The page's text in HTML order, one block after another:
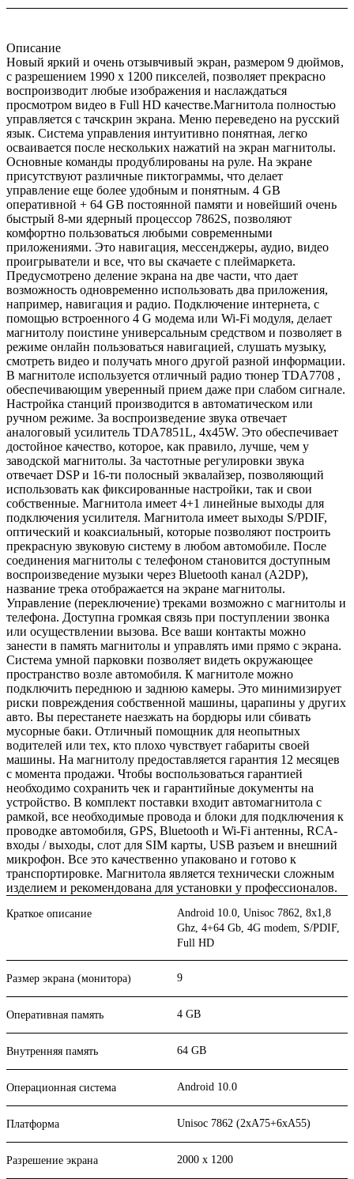
Описание
Новый яркий и очень отзывчивый экран, размером 9 дюймов,
с разрешением 1990 х 1200 пикселей, позволяет прекрасно
воспроизводит любые изображения и наслаждаться
просмотром видео в Full HD качестве.Магнитола полностью
управляется с тачскрин экрана. Меню переведено на русский
язык. Система управления интуитивно понятная, легко
осваивается после нескольких нажатий на экран магнитолы.
Основные команды продублированы на руле. На экране
присутствуют различные пиктограммы, что делает
управление еще более удобным и понятным. 4 GB
оперативной + 64 GB постоянной памяти и новейший очень
быстрый 8-ми ядерный процессор 7862S, позволяют
комфортно пользоваться любыми современными
приложениями. Это навигация, мессенджеры, аудио, видео
проигрыватели и все, что вы скачаете с плеймаркета.
Предусмотрено деление экрана на две части, что дает
возможность одновременно использовать два приложения,
например, навигация и радио. Подключение интернета, с
помощью встроенного 4 G модема или Wi-Fi модуля, делает
магнитолу поистине универсальным средством и позволяет в
режиме онлайн пользоваться навигацией, слушать музыку,
смотреть видео и получать много другой разной информации.
В магнитоле используется отличный радио тюнер TDA7708 ,
обеспечивающим уверенный прием даже при слабом сигнале.
Настройка станций производится в автоматическом или
ручном режиме. За воспроизведение звука отвечает
аналоговый усилитель TDA7851L, 4x45W. Это обеспечивает
достойное качество, которое, как правило, лучше, чем у
заводской магнитолы. За частотные регулировки звука
отвечает DSP и 16-ти полосный эквалайзер, позволяющий
использовать как фиксированные настройки, так и свои
собственные. Магнитола имеет 4+1 линейные выходы для
подключения усилителя. Магнитола имеет выходы S/PDIF,
оптический и коаксиальный, которые позволяют построить
прекрасную звуковую систему в любом автомобиле. После
соединения магнитолы с телефоном становится доступным
воспроизведение музыки через Bluetooth канал (A2DP),
название трека отображается на экране магнитолы.
Управление (переключение) треками возможно с магнитолы и
телефона. Доступна громкая связь при поступлении звонка
или осуществлении вызова. Все ваши контакты можно
занести в память магнитолы и управлять ими прямо с экрана.
Система умной парковки позволяет видеть окружающее
пространство возле автомобиля. К магнитоле можно
подключить переднюю и заднюю камеры. Это минимизирует
риски повреждения собственной машины, царапины у других
авто. Вы перестанете наезжать на бордюры или сбивать
мусорные баки. Отличный помощник для неопытных
водителей или тех, кто плохо чувствует габариты своей
машины. На магнитолу предоставляется гарантия 12 месяцев
с момента продажи. Чтобы воспользоваться гарантией
необходимо сохранить чек и гарантийные документы на
устройство. В комплект поставки входит автомагнитола с
рамкой, все необходимые провода и блоки для подключения к
проводке автомобиля, GPS, Bluetooth и Wi-Fi антенны, RCA-
входы / выходы, слот для SIM карты, USB разъем и внешний
микрофон. Все это качественно упаковано и готово к
транспортировке. Магнитола является технически сложным
изделием и рекомендована для установки у профессионалов.
Краткое описание
Android 10.0, Unisoc 7862, 8х1,8
Ghz, 4+64 Gb, 4G modem, S/PDIF,
Full HD
Размер экрана (монитора) 9
Оперативная память 4 GB
Внутренняя память 64 GB
Операционная система Android 10.0
Платформа Unisoc 7862 (2xA75+6xA55)
Разрешение экрана 2000 x 1200